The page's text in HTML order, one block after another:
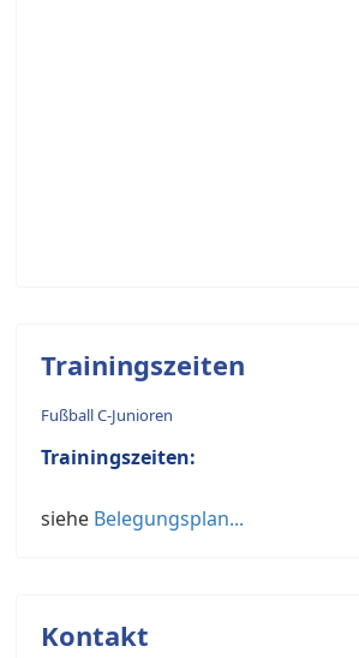
Trainingszeiten
Fußball C-Junioren
Trainingszeiten:
siehe Belegungsplan...
Kontakt